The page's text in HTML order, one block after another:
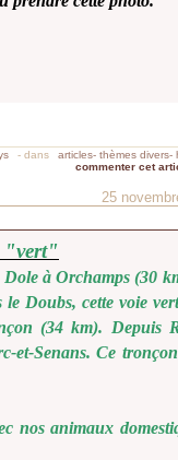
- dans
articles- thèmes divers-
commenter cet
25
"vert"
à Orchamps (30
Doubs, cette voie
(34 km). Depuis
et-Senans. Ce
nos animaux